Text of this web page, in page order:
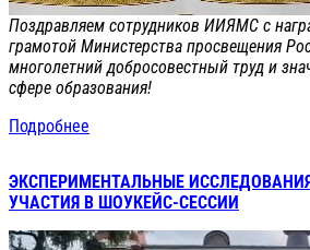
Поздравляем сотрудников ИИЯМС с
грамотой Министерства просвещения
многолетний добросовестный труд и
сфере образования!
Подробнее
ЭКСПЕРИМЕНТАЛЬНЫЕ
УЧАСТИЯ В ШОУКЕЙС-СЕССИИ